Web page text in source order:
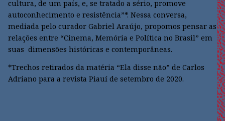
cultura, de um país, e, se tratado a sério, promove
autoconhecimento e resistência”*. Nessa conversa,
mediada pelo curador Gabriel Araújo, propomos pensar as
relações entre “Cinema, Memória e Política no Brasil” em
suas dimensões históricas e contemporâneas.
*Trechos retirados da matéria “Ela disse não” de Carlos
Adriano para a revista Piauí de setembro de 2020.